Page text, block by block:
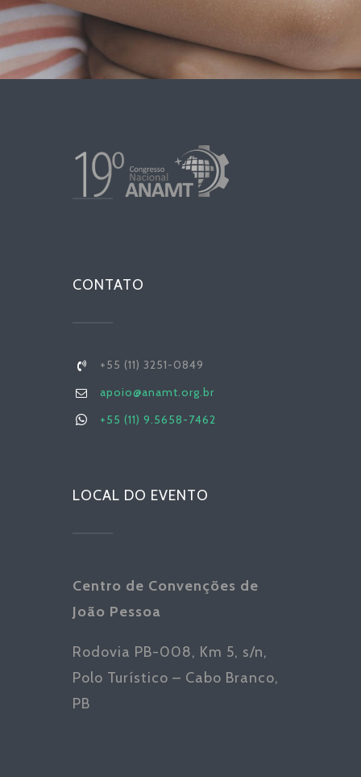
CONTATO
+55 (11) 3251-0849
apoio@anamt.org.br
+55 (11) 9.5658-7462
LOCAL DO EVENTO
Centro de Convenções de
João Pessoa
Rodovia PB-008, Km 5, s/n,
Polo Turístico – Cabo Branco,
PB